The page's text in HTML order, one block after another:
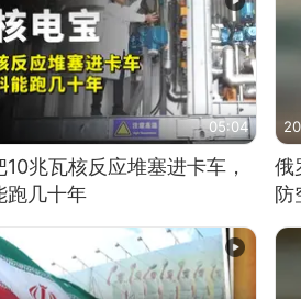
05:04
兆瓦核反应堆塞进卡车，
跑几十年
俄
防